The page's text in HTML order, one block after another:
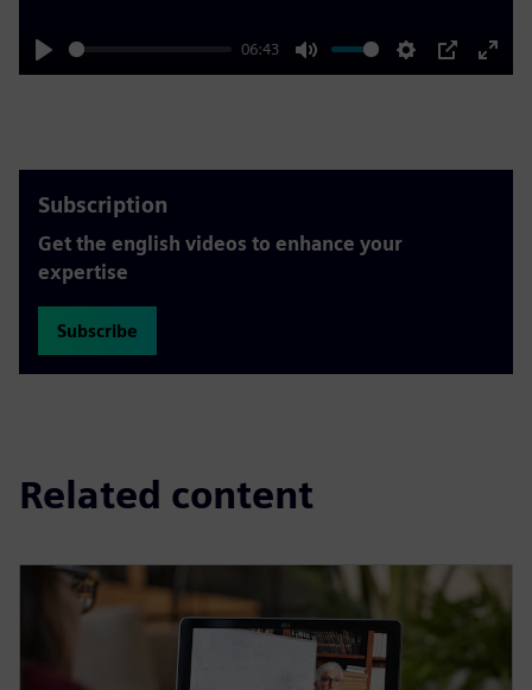
Play
06:43
Mute Settings
PIP
Enter
Subscription
Get the english videos to enhance your
expertise
Subscribe
Related content